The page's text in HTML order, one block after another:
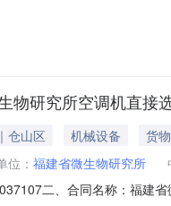
新华兴大厦B座701联系方
物研究所空调机直接
仓山区 机械设备
货物
位： 福建省微生物研究所
二、合同名称：福建